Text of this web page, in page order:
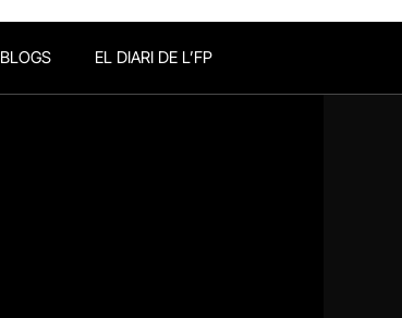
BLOGS EL DIARI DE L’FP